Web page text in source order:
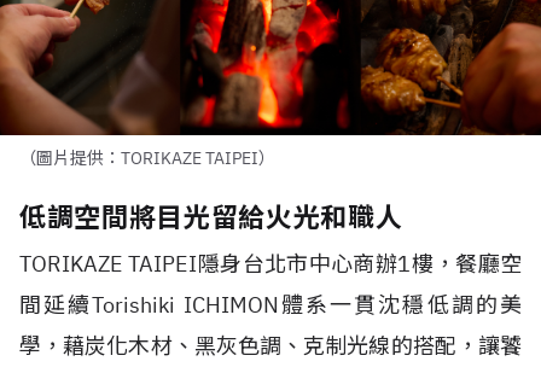
（圖片提供：TORIKAZE TAIPEI）
低調空間將目光留給火光和職人
TORIKAZE TAIPEI隱身台北市中心商辦1 樓，餐廳空
間延續Torishiki ICHIMON體系一貫沈穩低調的美
學，藉炭化木材、黑灰色調、克制光線的搭配，讓饕